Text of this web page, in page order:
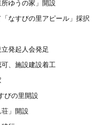
ゆうの家」開設
なすびの里アピール」採択
発起人会発足
、施設建設着工
の里開設
」開設